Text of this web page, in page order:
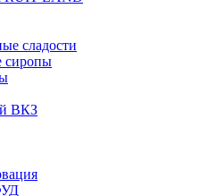
сладости
сиропы
ВКЗ